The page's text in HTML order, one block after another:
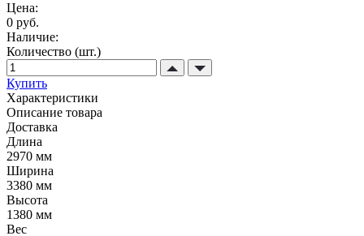
Цена:
0 руб.
Наличие:
Количество (шт.)
Купить
Характеристики
Описание товара
Доставка
Длина
2970 мм
Ширина
3380 мм
Высота
1380 мм
Вес